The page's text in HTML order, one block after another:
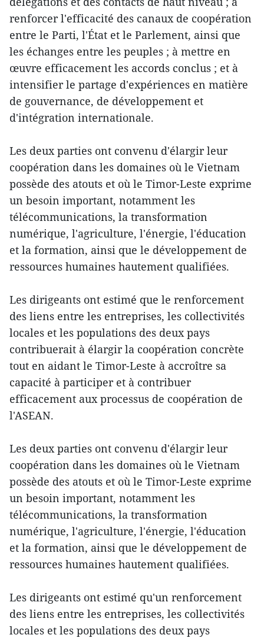
renforcer l'efficacité des canaux de coopération
entre le Parti, l'État et le Parlement, ainsi que
les échanges entre les peuples ; à mettre en
œuvre efficacement les accords conclus ; et à
intensifier le partage d'expériences en matière
de gouvernance, de développement et
d'intégration internationale.
Les deux parties ont convenu d'élargir leur
coopération dans les domaines où le Vietnam
possède des atouts et où le Timor-Leste exprime
un besoin important, notamment les
télécommunications, la transformation
numérique, l'agriculture, l'énergie, l'éducation
et la formation, ainsi que le développement de
ressources humaines hautement qualifiées.
Les dirigeants ont estimé que le renforcement
des liens entre les entreprises, les collectivités
locales et les populations des deux pays
contribuerait à élargir la coopération concrète
tout en aidant le Timor-Leste à accroître sa
capacité à participer et à contribuer
efficacement aux processus de coopération de
l'ASEAN.
Les deux parties ont convenu d'élargir leur
coopération dans les domaines où le Vietnam
possède des atouts et où le Timor-Leste exprime
un besoin important, notamment les
télécommunications, la transformation
numérique, l'agriculture, l'énergie, l'éducation
et la formation, ainsi que le développement de
ressources humaines hautement qualifiées.
Les dirigeants ont estimé qu'un renforcement
des liens entre les entreprises, les collectivités
locales et les populations des deux pays